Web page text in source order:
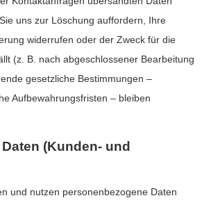
uns zur Löschung auffordern, Ihre
widerrufen oder der Zweck für die
(z. B. nach abgeschlossener Bearbeitung
gesetzliche Bestimmungen –
Aufbewahrungsfristen – bleiben
(Kunden- und
und nutzen personenbezogene Daten